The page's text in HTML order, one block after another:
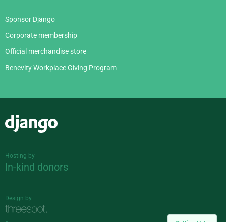
Sponsor Django
Corporate membership
Official merchandise store
Benevity Workplace Giving Program
Hosting by
In-kind donors
Design by